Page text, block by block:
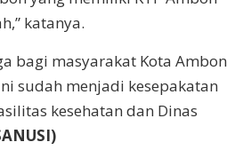
katanya.
bagi masyarakat Kota Ambon
sudah menjadi kesepakatan
kesehatan dan Dinas